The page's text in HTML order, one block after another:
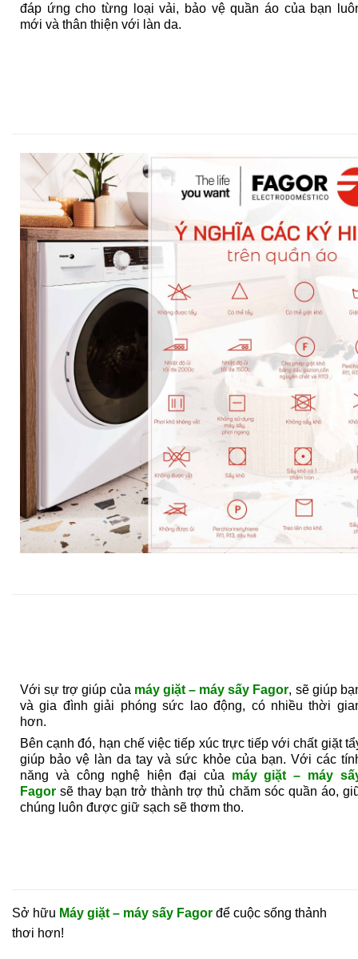
đáp ứng cho từng loại vải, bảo vệ quần áo của bạn
mới và thân thiện với làn da.
Với sự trợ giúp của máy giặt – máy sấy Fagor, sẽ giúp
và gia đình giải phóng sức lao động, có nhiều thời
hơn.
Bên cạnh đó, hạn chế việc tiếp xúc trực tiếp với chất giặt
giúp bảo vệ làn da tay và sức khỏe của bạn. Với các
năng và công nghệ hiện đại của máy giặt – máy
Fagor sẽ thay bạn trở thành trợ thủ chăm sóc quần áo,
chúng luôn được giữ sạch sẽ thơm tho.
Sở hữu Máy giặt – máy sấy Fagor để cuộc sống thảnh
thơi hơn!